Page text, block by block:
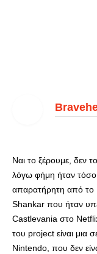
Ναι το ξέρουμε, δεν
λόγω φήμη ήταν
απαρατήρητη από το
Shankar που ήταν
Castlevania στο
του project είναι μια
Nintendo, που δεν